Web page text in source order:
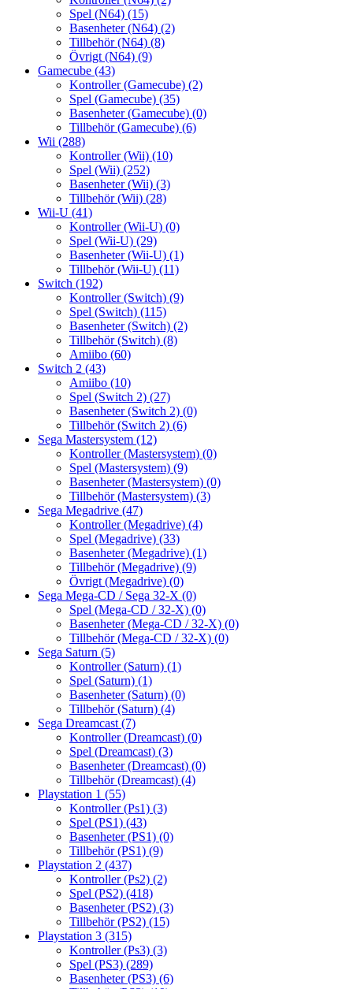
Spel (N64) (15)
Basenheter (N64) (2)
Tillbehör (N64) (8)
Övrigt (N64) (9)
Gamecube (43)
Kontroller (Gamecube) (2)
Spel (Gamecube) (35)
Basenheter (Gamecube) (0)
Tillbehör (Gamecube) (6)
Wii (288)
Kontroller (Wii) (10)
Spel (Wii) (252)
Basenheter (Wii) (3)
Tillbehör (Wii) (28)
Wii-U (41)
Kontroller (Wii-U) (0)
Spel (Wii-U) (29)
Basenheter (Wii-U) (1)
Tillbehör (Wii-U) (11)
Switch (192)
Kontroller (Switch) (9)
Spel (Switch) (115)
Basenheter (Switch) (2)
Tillbehör (Switch) (8)
Amiibo (60)
Switch 2 (43)
Amiibo (10)
Spel (Switch 2) (27)
Basenheter (Switch 2) (0)
Tillbehör (Switch 2) (6)
Sega Mastersystem (12)
Kontroller (Mastersystem) (0)
Spel (Mastersystem) (9)
Basenheter (Mastersystem) (0)
Tillbehör (Mastersystem) (3)
Sega Megadrive (47)
Kontroller (Megadrive) (4)
Spel (Megadrive) (33)
Basenheter (Megadrive) (1)
Tillbehör (Megadrive) (9)
Övrigt (Megadrive) (0)
Sega Mega-CD / Sega 32-X (0)
Spel (Mega-CD / 32-X) (0)
Basenheter (Mega-CD / 32-X) (0)
Tillbehör (Mega-CD / 32-X) (0)
Sega Saturn (5)
Kontroller (Saturn) (1)
Spel (Saturn) (1)
Basenheter (Saturn) (0)
Tillbehör (Saturn) (4)
Sega Dreamcast (7)
Kontroller (Dreamcast) (0)
Spel (Dreamcast) (3)
Basenheter (Dreamcast) (0)
Tillbehör (Dreamcast) (4)
Playstation 1 (55)
Kontroller (Ps1) (3)
Spel (PS1) (43)
Basenheter (PS1) (0)
Tillbehör (PS1) (9)
Playstation 2 (437)
Kontroller (Ps2) (2)
Spel (PS2) (418)
Basenheter (PS2) (3)
Tillbehör (PS2) (15)
Playstation 3 (315)
Kontroller (Ps3) (3)
Spel (PS3) (289)
Basenheter (PS3) (6)